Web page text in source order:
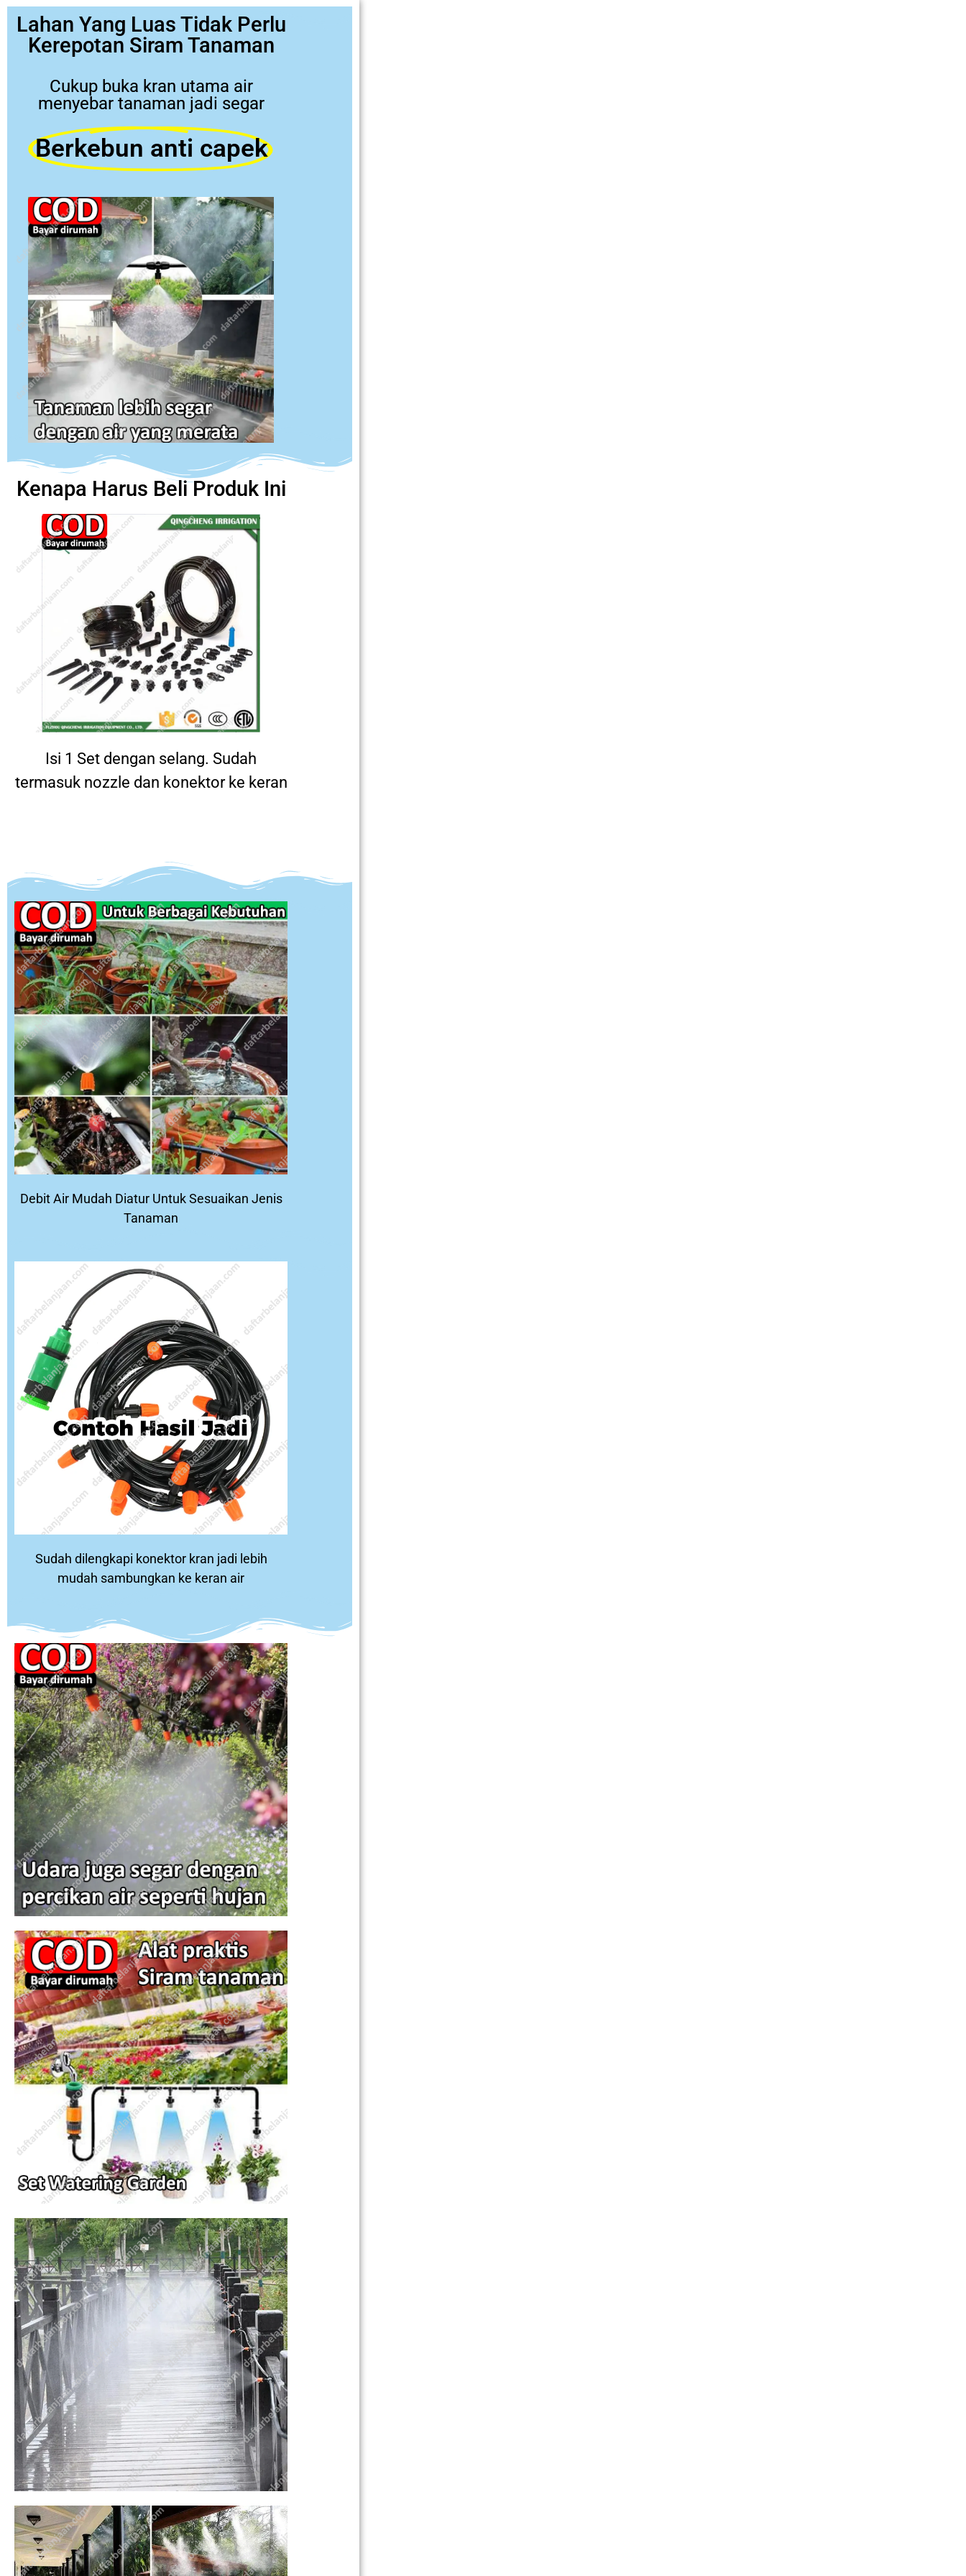
Lahan Yang Luas Tidak Perlu
Kerepotan Siram Tanaman
Cukup buka kran utama air
menyebar tanaman jadi segar
Berkebun anti capek
Kenapa Harus Beli Produk Ini
Isi 1 Set dengan selang. Sudah
termasuk nozzle dan konektor ke keran
Debit Air Mudah Diatur Untuk Sesuaikan Jenis
Tanaman
Sudah dilengkapi konektor kran jadi lebih
mudah sambungkan ke keran air